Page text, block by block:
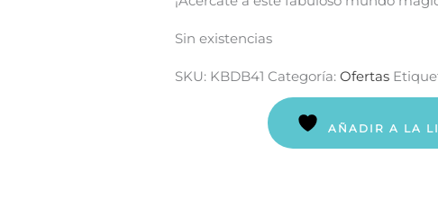
Sin existencias
SKU: KBDB41 Categoría: Ofertas
AÑADIR A LA